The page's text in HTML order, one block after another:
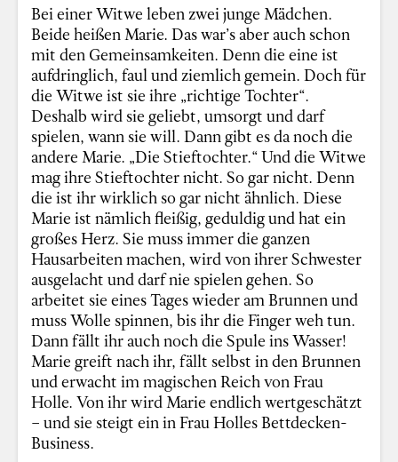
Bei einer Witwe leben zwei junge Mädchen.
Beide heißen Marie. Das war’s aber auch schon
mit den Gemeinsamkeiten. Denn die eine ist
aufdringlich, faul und ziemlich gemein. Doch für
die Witwe ist sie ihre „richtige Tochter“.
Deshalb wird sie geliebt, umsorgt und darf
spielen, wann sie will. Dann gibt es da noch die
andere Marie. „Die Stieftochter.“ Und die Witwe
mag ihre Stieftochter nicht. So gar nicht. Denn
die ist ihr wirklich so gar nicht ähnlich. Diese
Marie ist nämlich fleißig, geduldig und hat ein
großes Herz. Sie muss immer die ganzen
Hausarbeiten machen, wird von ihrer Schwester
ausgelacht und darf nie spielen gehen. So
arbeitet sie eines Tages wieder am Brunnen und
muss Wolle spinnen, bis ihr die Finger weh tun.
Dann fällt ihr auch noch die Spule ins Wasser!
Marie greift nach ihr, fällt selbst in den Brunnen
und erwacht im magischen Reich von Frau
Holle. Von ihr wird Marie endlich wertgeschätzt
– und sie steigt ein in Frau Holles Bettdecken-
Business.